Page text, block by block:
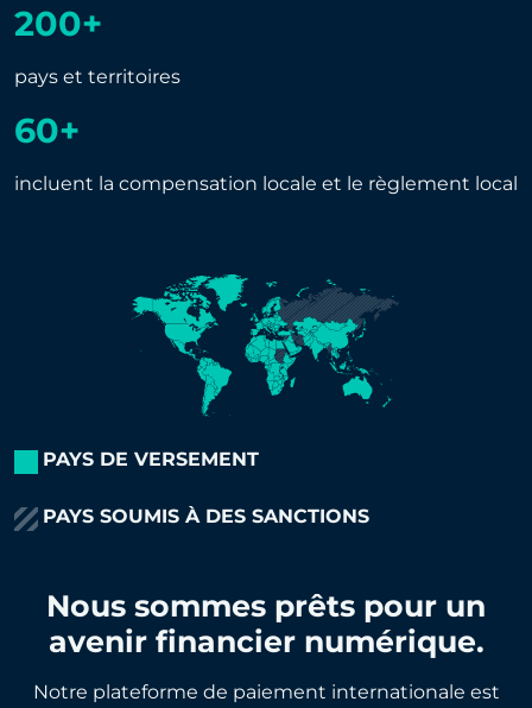
200+
pays et territoires
60+
incluent la compensation locale et le règlement local
PAYS DE VERSEMENT
PAYS SOUMIS À DES SANCTIONS
Nous sommes prêts pour un
avenir financier numérique.
Notre plateforme de paiement internationale est